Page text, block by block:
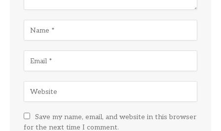
Save my name, email, and website in this browser
for the next time I comment.